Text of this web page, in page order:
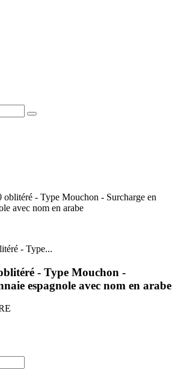
- Type Mouchon - Surcharge en
avec nom en arabe
- Type Mouchon -
espagnole avec nom en arabe